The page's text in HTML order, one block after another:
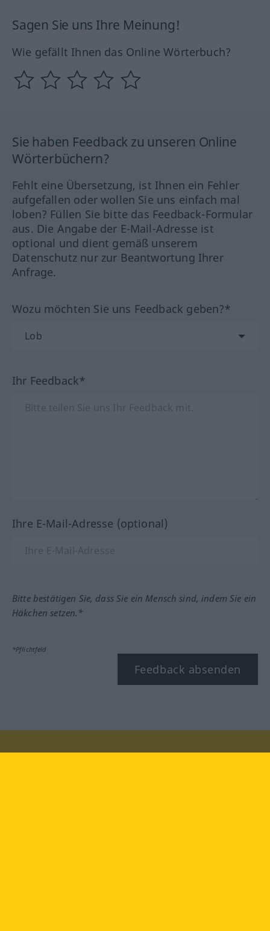
Sagen Sie uns Ihre Meinung!
Wie gefällt Ihnen das Online Wörterbuch?
Sie haben Feedback zu unseren Online
Wörterbüchern?
Fehlt eine Übersetzung, ist Ihnen ein Fehler
aufgefallen oder wollen Sie uns einfach mal
loben? Füllen Sie bitte das Feedback-Formular
aus. Die Angabe der E-Mail-Adresse ist
optional und dient gemäß unserem
Datenschutz nur zur Beantwortung Ihrer
Anfrage.
Wozu möchten Sie uns Feedback geben?*
Ihr Feedback*
Ihre E-Mail-Adresse (optional)
Bitte bestätigen Sie, dass Sie ein Mensch sind, indem Sie ein
Häkchen setzen.*
*Pflichtfeld
Feedback absenden